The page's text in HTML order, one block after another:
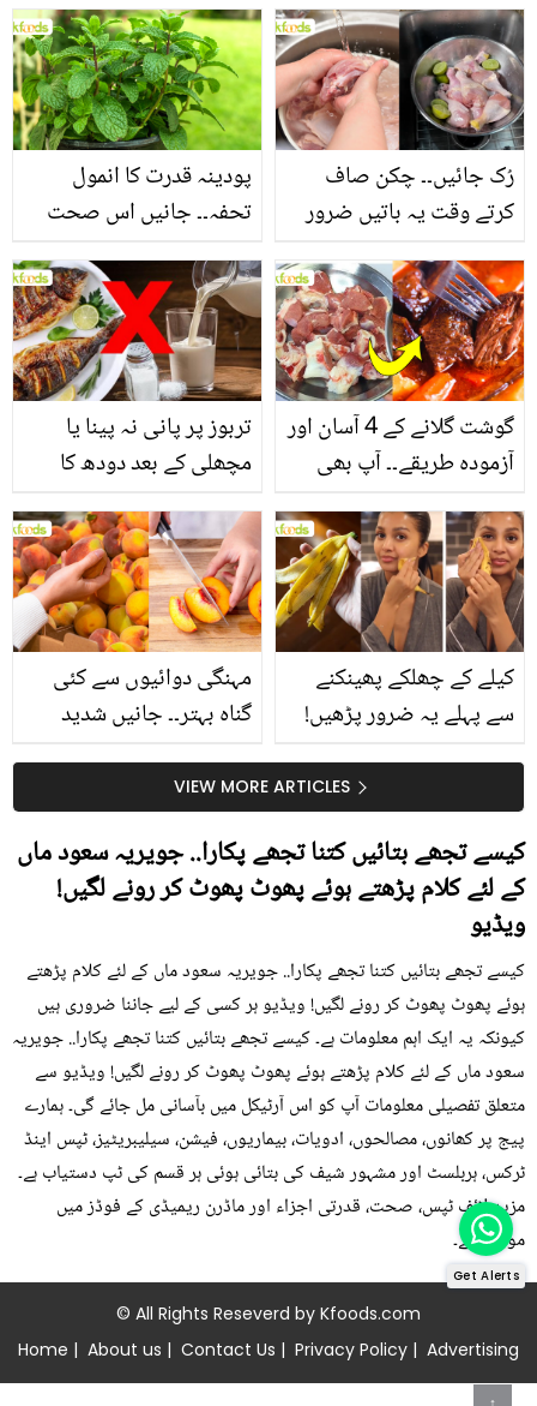
منرلز اور اینٹی آکسیڈنٹس
سے بھرپور اس سبزی کے
فائدے
بنانے کے چند قدرتی طریقے
پودینہ قدرت کا انمول
تحفہ۔۔ جانیں اس صحت
انگیز طبی فوائد
رُک جائیں۔۔ چکن صاف
کرتے وقت یہ باتیں ضرور
تربوز پر پانی نہ پینا یا
مچھلی کے بعد دودھ کا
سے متعلق غلط فہمیوں کی
حقیقت کیا ہے اور افواہ
کیا؟
گوشت گلانے کے 4 آسان اور
آزمودہ طریقے۔۔ آپ بھی
بتائے راز
مہنگی دوائیوں سے کئی
گناہ بہتر۔۔ جانیں شدید
کیوں کھانا چاہیے؟
کیلے کے چھلکے پھینکنے
سے پہلے یہ ضرور پڑھیں!
سستا اور قدرتی حلVIEW MORE ARTICLES
کیسے تجھے بتائیں کتنا تجھے پکارا.. جویریہ سعود ماں
کے لئے کلام پڑھتے ہوئے پھوٹ پھوٹ کر رونے لگیں!
ویڈیو
کیسے تجھے بتائیں کتنا تجھے پکارا.. جویریہ سعود ماں کے لئے کلام پڑھتے
ہوئے پھوٹ پھوٹ کر رونے لگیں! ویڈیو ہر کسی کے لیے جاننا ضروری ہیں
کیونکہ یہ ایک اہم معلومات ہے۔ کیسے تجھے بتائیں کتنا تجھے پکارا.. جویریہ
سعود ماں کے لئے کلام پڑھتے ہوئے پھوٹ پھوٹ کر رونے لگیں! ویڈیو سے
متعلق تفصیلی معلومات آپ کو اس آرٹیکل میں بآسانی مل جائے گی۔ ہمارے
پیج پر کھانوں، مصالحوں، ادویات، بیماریوں، فیشن، سیلیبریٹیز، ٹپس اینڈ
ٹرکس، ہربلسٹ اور مشہور شیف کی بتائی ہوئی ہر قسم کی ٹپ دستیاب ہے۔
مزید لائف ٹپس، صحت، قدرتی اجزاء اور ماڈرن ریمیڈی کے فوڈز میں
موجود ہے۔
© All Rights Reseverd by Kfoods.com
Home | About us | Contact Us | Privacy Policy | Advertising
Get Alerts